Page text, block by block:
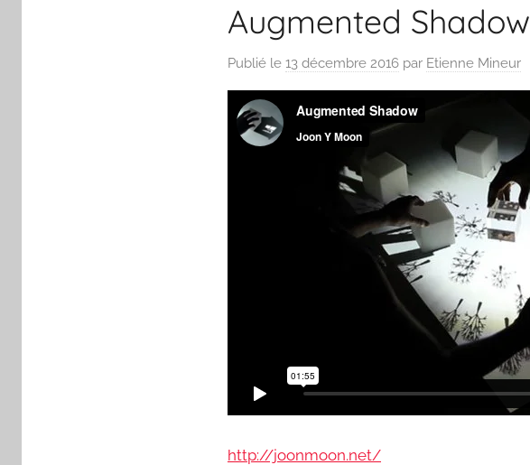
Augmented Shadow
Publié le 13 décembre 2016 par Etienne Mineur
http://joonmoon.net/